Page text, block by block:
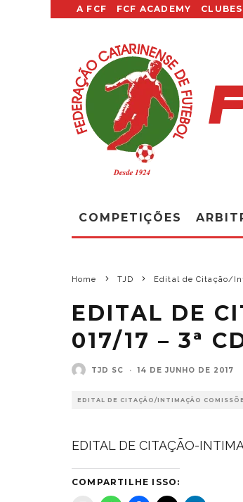
A FCF FCF ACADEMY CLUBES
COMPETIÇÕES
Home TJD Edital de Citação/
EDITAL DE
017/17 – 3ª
TJD SC · 14 DE JUNHO DE 2017
EDITAL DE CITAÇÃO/INTIMAÇÃO
EDITAL DE CITAÇÃO-
COMPARTILHE ISSO: